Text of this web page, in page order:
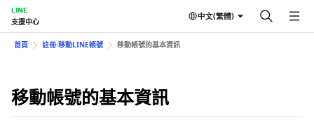
LINE
支援中心
中文(繁體)
首頁 註冊⋅移動LINE帳號 移動帳號的基本資訊
移動帳號的基本資訊